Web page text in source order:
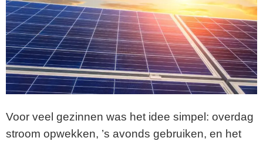
Voor veel gezinnen was het idee simpel: overdag
stroom opwekken, ’s avonds gebruiken, en het